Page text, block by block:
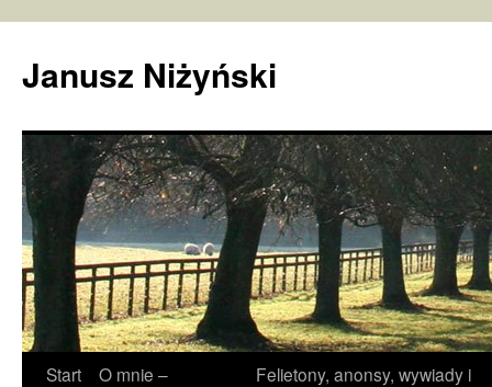
Janusz Niżyński
Przejdź
Start
O mnie –
Felietony, anonsy, wywiady i